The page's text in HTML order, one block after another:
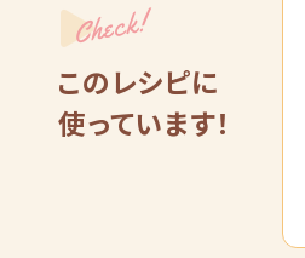
Check!
このレシピに
使っています！